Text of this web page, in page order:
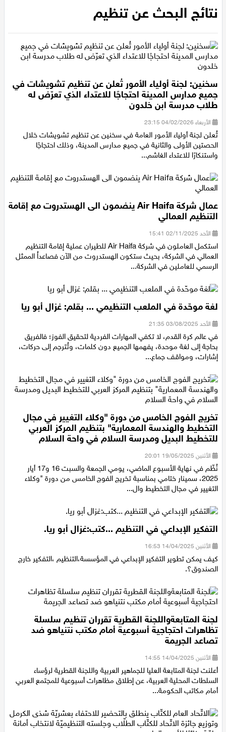
دير حنا
سخنين
عرابة
اخبار عالمية
رياضة
رياضة عالمية
تقارير خاصة
اقتصاد
مقالات
مطبخ
مجلة الحمرا
جمال وازياء
تكنولوجيا
فن
ستوديو انتخابات 2022
نتائج البحث عن تنظيم
سخنين: لجنة أولياء الأمور تُعلن عن تنظيم تشويشات في
جميع مدارس المدينة احتجاجًا للاعتداء الذي تعرّض له
طلاب مدرسة ابن خلدون
الأربعاء 04/02/2026 23:15
تُعلن لجنة أولياء الأمور العامة في سخنين عن تنظيم تشويشات خلال
الحصتين الأولى والثانية في جميع مدارس المدينة، وذلك احتجاجًا
التنظيم العمالي
الأحد 02/11/2025 15:41
استكمل العاملون في شركة Air Haifa للطيران عملية إقامة التنظيم
العمالي في الشركة، بحيث ستكون الهستدروت من الآن فصاعداُ الممثل
لغة موحّدة في الملعب التنظيمي ... بقلم: غزال أبو ريا
الأحد 03/08/2025 21:35
في عالم كرة القدم، لا تكفي المهارات الفردية لتحقيق الفوز؛ فالفريق
بحاجة إلى لغة موحدة، يفهمها الجميع دون كلمات، وتُترجم إلى حركات،
تخريج الفوج الخامس من دورة "وكلاء التغيير في مجال
التخطيط والهندسة المعمارية" بتنظيم المركز العربي
للتخطيط البديل ومدرسة السلام في واحة السلام
الأثنين 19/05/2025 20:01
نُظّم في نهاية الأسبوع الماضي، يومي الجمعة والسبت 16 و17 أيار
2025، سمينار ختامي بمناسبة تخريج الفوج الخامس من دورة "وكلاء
التفكير الإبداعي في التنظيم ...كتب:غزال أبو ريا.
الأثنين 14/04/2025 16:53
كيف يمكن تطوير التفكير الإبداعي في المؤسسة،التنظيم ،التفكير خارج
لجنة المتابعةواللجنة القطرية تقرران تنظيم سلسلة
تظاهرات احتجاجية أسبوعية أمام مكتب نتنياهو ضد
تصاعد الجريمة
الأثنين 14/04/2025 14:55
أعلنت لجنة المتابعة العليا للجماهير العربية واللجنة القطرية لرؤساء
السلطات المحلية العربية، عن إطلاق مظاهرات أسبوعية للمجتمع العربي